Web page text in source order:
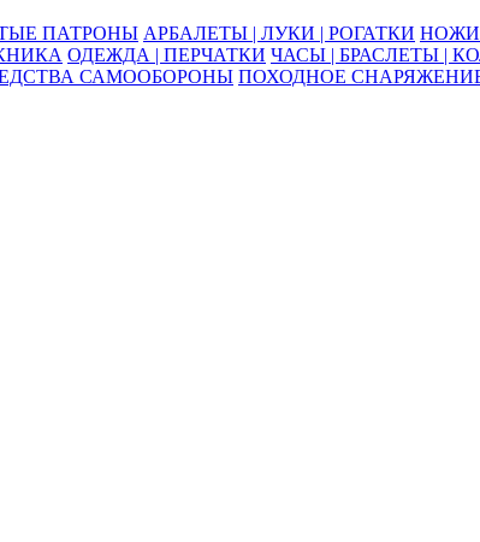
ПАТРОНЫ АРБАЛЕТЫ | ЛУКИ | РОГАТКИ НОЖИ
ОДЕЖДА | ПЕРЧАТКИ ЧАСЫ | БРАСЛЕТЫ |
САМООБОРОНЫ ПОХОДНОЕ